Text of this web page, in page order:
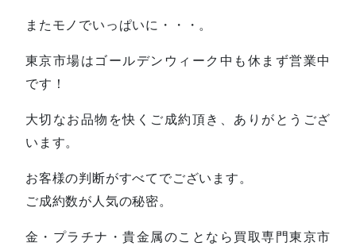
またモノでいっぱいに・・・。
東京市場はゴールデンウィーク中も休まず営業中
です！
大切なお品物を快くご成約頂き、ありがとうござ
います。
お客様の判断がすべてでございます。
ご成約数が人気の秘密。
金・プラチナ・貴金属のことなら買取専門東京市